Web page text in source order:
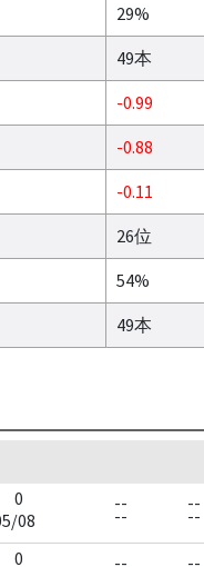
29%
49本
-0.99
-0.88
-0.11
26位
54%
49本
0
08
--
--
--
--
0
-- --